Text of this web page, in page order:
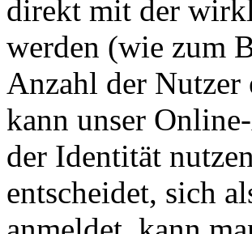
direkt mit der
werden (wie zum
Anzahl der
kann unser
der Identität
entscheidet, sich